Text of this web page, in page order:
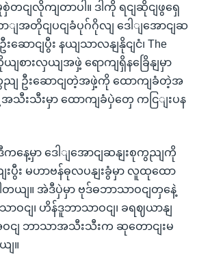
တငျလိုကျတာပါ။ ဒါကို ရငျဆိုငျဖွရှေ
ျအတိုငျပငျခံပုဂ်ဂိုလျ ဒေါျအောငျဆ
ောငျပွီး နယျသာလနျနိုငျငံ၊ The
ျစားလှယျအဖှဲ့ ရောကျရှိနခြေိနျမှာ
ကွညျ ဦးဆောငျတဲ့အဖှဲ့ကို ထောကျခံတဲ့အ
အသီးသီးမှာ ထောကျခံပှဲတှေ ကငြျးပန
ကနေ့မှာ ဒေါျအောငျဆနျးစုကွညျကို
ပွီး မဟာဗန်ဓုလပနျးခွံမှာ လူထုထော
ယျ။ အဲဒီပှဲမှာ ဗုဒ်ဓဘာသာဝငျတှနေဲ့
ဝငျ၊ ဟိန်ဒူဘာသာဝငျ၊ ခရဈယာနျ
ငျ ဘာသာအသီးသီးက ဆုတောငျးမ
။